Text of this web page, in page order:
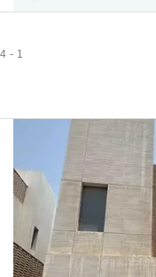
1 - 4 من 4 فلل